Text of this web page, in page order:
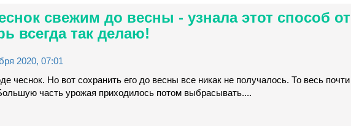
свежим до весны - узнала этот способ от
всегда так делаю!
2020, 07:01
чеснок. Но вот сохранить его до весны все никак не получалось. То весь почти
Большую часть урожая приходилось потом выбрасывать....